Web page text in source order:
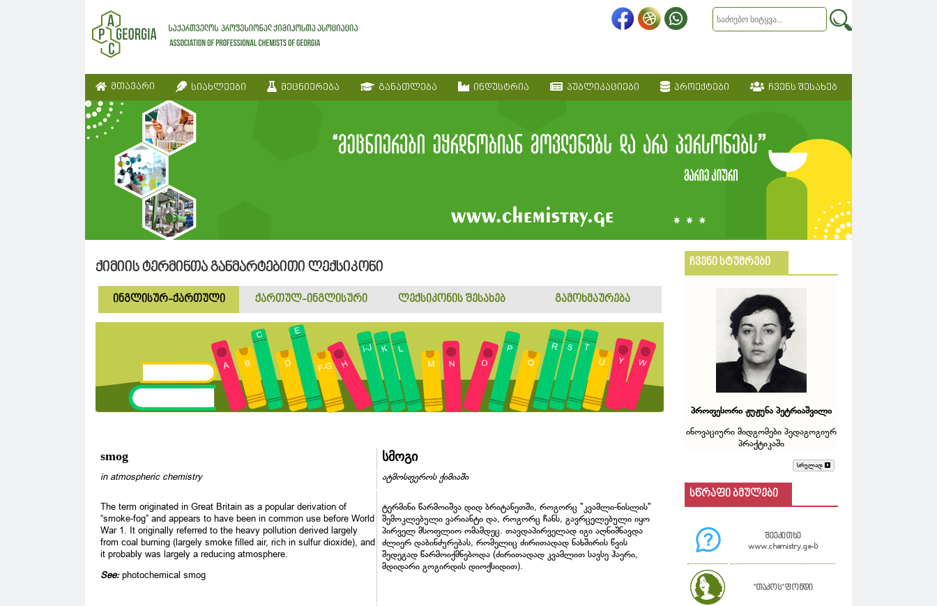
მთავარი სიახლეები მეცნიერება განათლება ინდუსტრია პუბლიკაციები პროექტები ჩვენს შესახებ
ქიმიის ტერმინთა განმარტებითი ლექსიკონი
ინგლისურ-ქართული ქართულ-ინგლისური ლექსიკონის შესახებ გამოხმაურება
smog სმოგი
in atmospheric chemistry ატმოსფეროს ქიმიაში
The term originated in Great Britain as a popular derivation of
“smoke-fog” and appears to have been in common use before World
War 1. It originally referred to the heavy pollution derived largely
from coal burning (largely smoke filled air, rich in sulfur dioxide), and
it probably was largely a reducing atmosphere.
See:photochemical smog
ტერმინი წარმოიშვა დიდ ბრიტანეთში, როგორც "კვამლი-ნისლის"
შემოკლებული ვარიანტი და, როგორც ჩანს, გავრცელებული იყო
პირველ მსოფლიო ომამდეც. თავდაპირველად იგი აღნიშნავდა
ძლიერ დაბინძურებას, რომელიც ძირითადად ნახშირის წვის
შედეგად წარმოიქმნებოდა (ძირითადად კვამლით სავსე ჰაერი,
მდიდარი გოგირდის დიოქსიდით).
ჩვენი სტუმრები
პროფესორი ჟუჟუნა პეტრიაშვილი
ინოვაციური მიდგომები პედაგოგიურ
პრაქტიკაში
სრულად
სწრაფი ბმულები
შეეკითხე
www.chemistry.ge-ს
"თაკოს" ფონდი